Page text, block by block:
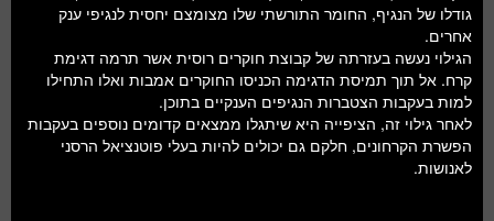
גודלו של הנגיף, החומר התורשתי שלו מצומצם יחסית לנגיפי ענק
אחרים.
הגילוי נעשה בעזרתה של קבוצת חוקרים רוסית אשר תרמה דגימת
קרח. אל תוך תמיסת הדגימה הכניסו החוקרים אמבות ואלו התחילו
למות בעקבות הצטברות הנגיפים הענקיים בתוכן.
לאחר גילוי זה, הציפייה היא שיתגלו ממצאים קדומים נוספים בעקבות
הפשרת הקרחונים, חלקם גם יכולים להיות בעלי פוטנציאל הרסני
לאנושות.